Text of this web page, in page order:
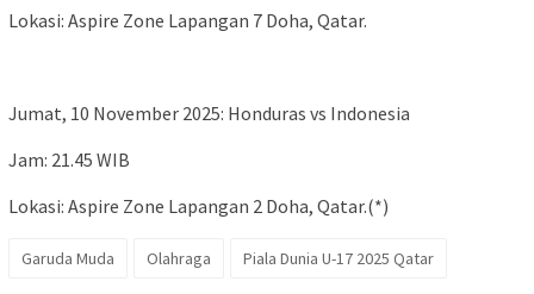
Lokasi: Aspire Zone Lapangan 7 Doha, Qatar.
Jumat, 10 November 2025: Honduras vs Indonesia
Jam: 21.45 WIB
Lokasi: Aspire Zone Lapangan 2 Doha, Qatar.(*)
Garuda Muda Olahraga Piala Dunia U-17 2025 Qatar